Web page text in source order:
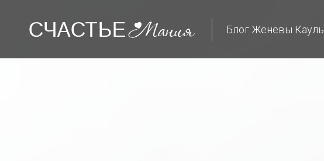
Блог Женевы Кауль